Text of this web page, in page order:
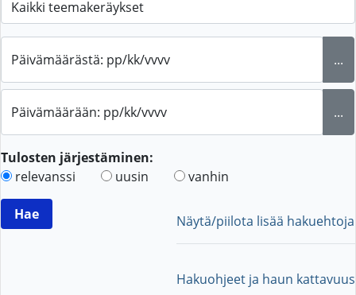
Päivämäärästä: pp/kk/vvvv ...
Päivämäärään: pp/kk/vvvv ...
Tulosten järjestäminen:
relevanssi
uusin vanhin
Näytä/piilota lisää hakuehtoja
Hakuohjeet ja haun kattavuus